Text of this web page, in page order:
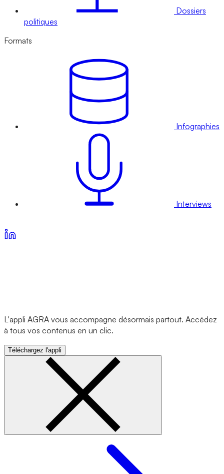
Dossiers
politiques
Formats
Infographies
Interviews
L'appli AGRA vous accompagne désormais partout. Accédez
à tous vos contenus en un clic.
Téléchargez l'appli